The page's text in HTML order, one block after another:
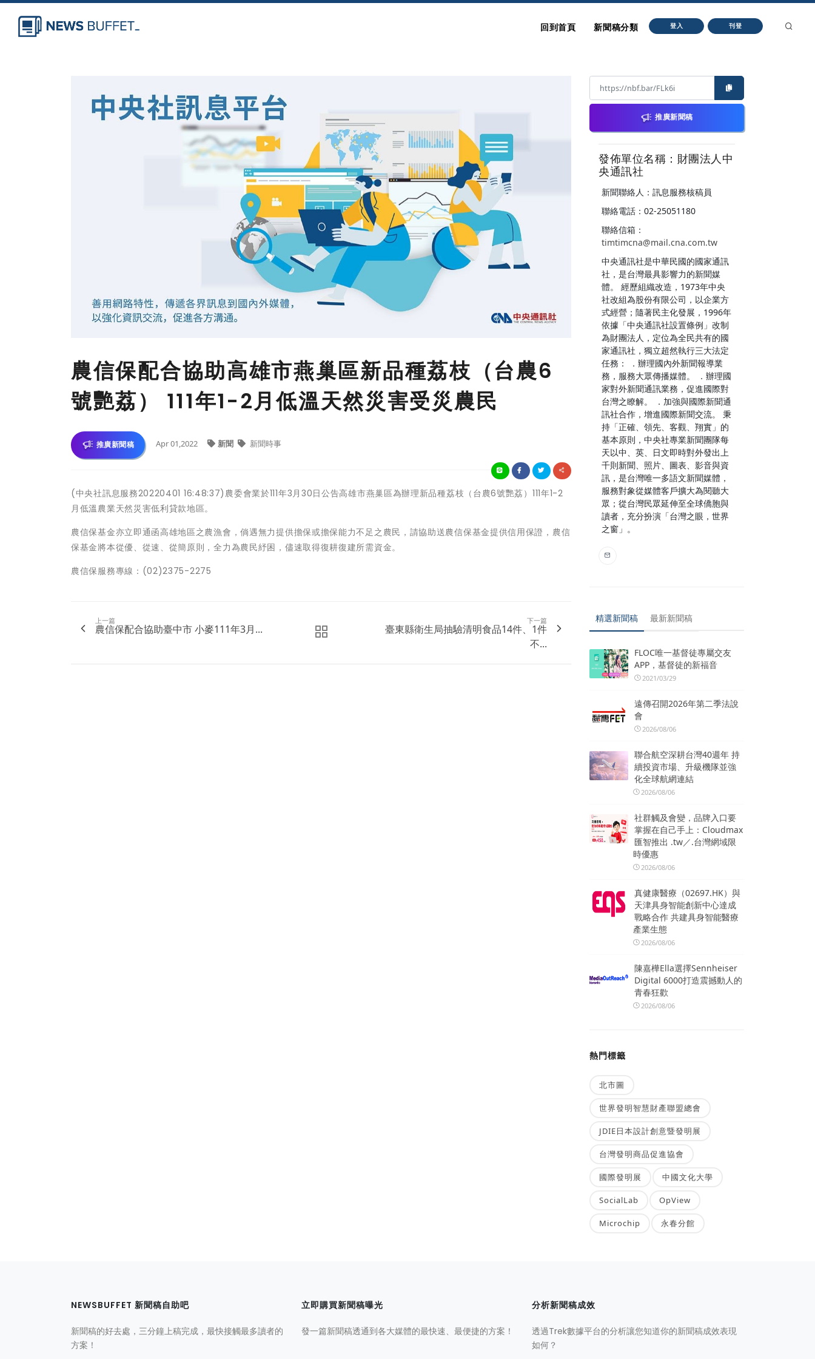
回到首頁 新聞稿分類 登入 刊登
農信保配合協助高雄市燕巢區新品種荔枝（台農6
號艷荔） 111年1-2月低溫天然災害受災農民
推廣新聞稿 Apr 01,2022 新聞 新聞時事
(中央社訊息服務20220401 16:48:37)農委會業於111年3月30日公告高雄市燕巢區為辦理新品種荔枝（台農6號艷荔）111年1-2
月低溫農業天然災害低利貸款地區。
農信保基金亦立即通函高雄地區之農漁會，倘遇無力提供擔保或擔保能力不足之農民，請協助送農信保基金提供信用保證，農信
保基金將本從優、從速、從簡原則，全力為農民紓困，儘速取得復耕復建所需資金。
農信保服務專線：(02)2375-2275
上一篇
農信保配合協助臺中市 小麥111年3月...
下一篇
臺東縣衛生局抽驗清明食品14件、1件
不...
推廣新聞稿
發佈單位名稱：財團法人中
央通訊社
新聞聯絡人：訊息服務核稿員
聯絡電話：02-25051180
聯絡信箱：
timtimcna@mail.cna.com.tw
中央通訊社是中華民國的國家通訊
社，是台灣最具影響力的新聞媒
體。 經歷組織改造，1973年中央
社改組為股份有限公司，以企業方
式經營；隨著民主化發展，1996年
依據「中央通訊社設置條例」改制
為財團法人，定位為全民共有的國
家通訊社，獨立超然執行三大法定
任務： ．辦理國內外新聞報導業
務，服務大眾傳播媒體。 ．辦理國
家對外新聞通訊業務，促進國際對
台灣之瞭解。 ．加強與國際新聞通
訊社合作，增進國際新聞交流。 秉
持「正確、領先、客觀、翔實」的
基本原則，中央社專業新聞團隊每
天以中、英、日文即時對外發出上
千則新聞、照片、圖表、影音與資
訊，是台灣唯一多語文新聞媒體，
服務對象從媒體客戶擴大為閱聽大
眾；從台灣民眾延伸至全球僑胞與
讀者，充分扮演「台灣之眼，世界
之窗」。
精選新聞稿 最新新聞稿
FLOC唯一基督徒專屬交友
APP，基督徒的新福音
2021/03/29
遠傳召開2026年第二季法說
會
2026/08/06
聯合航空深耕台灣40週年 持
續投資市場、升級機隊並強
化全球航網連結
2026/08/06
社群觸及會變，品牌入口要
掌握在自己手上：Cloudmax
匯智推出 .tw／.台灣網域限
時優惠
2026/08/06
真健康醫療（02697.HK）與
天津具身智能創新中心達成
戰略合作 共建具身智能醫療
產業生態
2026/08/06
陳嘉樺Ella選擇Sennheiser
Digital 6000打造震撼動人的
青春狂歡
2026/08/06
熱門標籤
北市圖
世界發明智慧財產聯盟總會
JDIE日本設計創意暨發明展
台灣發明商品促進協會
國際發明展 中國文化大學
SocialLab OpView
Microchip 永春分館
NEWSBUFFET 新聞稿自助吧
新聞稿的好去處，三分鐘上稿完成，最快接觸最多讀者的
方案！
立即購買新聞稿曝光
發一篇新聞稿透通到各大媒體的最快速、最便捷的方案！
分析新聞稿成效
透過Trek數據平台的分析讓您知道你的新聞稿成效表現
如何？